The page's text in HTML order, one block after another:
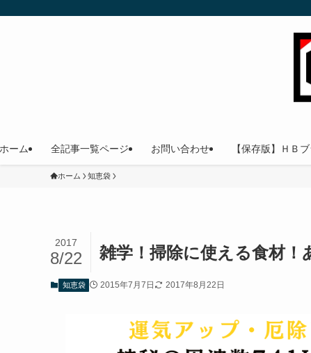
ホーム 全記事一覧ページ お問い合わせ 【保存版】ＨＢ
ホーム 知恵袋
雑学！掃除に使える食材
2017
8/22
知恵袋 2015年7月7日 2017年8月22日